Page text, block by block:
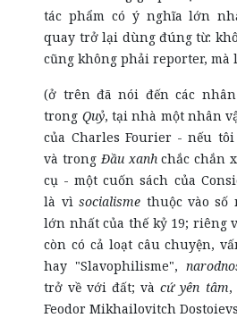
tác phẩm có ý nghĩa lớn
quay trở lại dùng đúng từ:
cũng không phải reporter, mà
(ở trên đã nói đến các
trong Quỷ, tại nhà một nhân
của Charles Fourier - nếu
và trongĐầu xanhchắc chắn
cụ - một cuốn sách của
là vìsocialisme thuộc vào số
lớn nhất của thế kỷ 19; riêng
còn có cả loạt câu chuyện,
hay "Slavophilisme",
trở về với đất; vàcứ yên tâm,
Feodor Mikhailovitch